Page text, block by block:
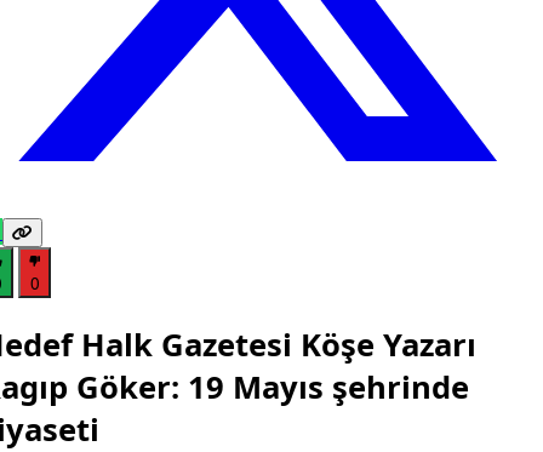
0
Halk Gazetesi Köşe Yazarı
Göker: 19 Mayıs şehrinde